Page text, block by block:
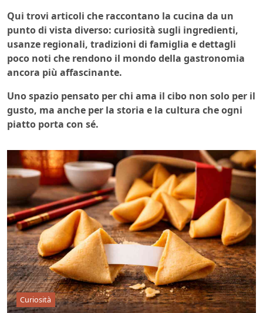
Qui trovi articoli che raccontano la cucina da un
punto di vista diverso: curiosità sugli ingredienti,
usanze regionali, tradizioni di famiglia e dettagli
poco noti che rendono il mondo della gastronomia
ancora più affascinante.
Uno spazio pensato per chi ama il cibo non solo per il
gusto, ma anche per la storia e la cultura che ogni
piatto porta con sé.
Curiosità